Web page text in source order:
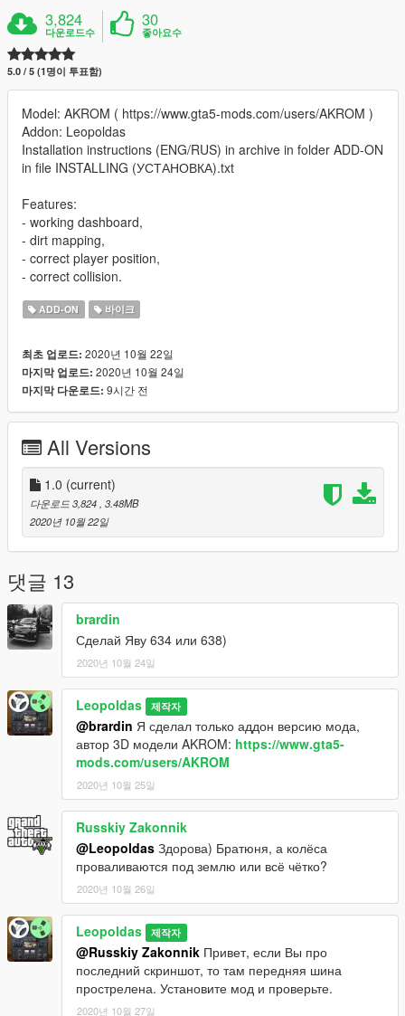
3,824
다운로드수
30
좋아요수
5.0 / 5 (1명이 투표함)
Model: AKROM ( https://www.gta5-mods.com/users/AKROM )
Addon: Leopoldas
Installation instructions (ENG/RUS) in archive in folder ADD-ON
in file INSTALLING (УСТАНОВКА).txt
Features:
- working dashboard,
- dirt mapping,
- correct player position,
- correct collision.
ADD-ON 바이크
최초 업로드: 2020년 10월 22일
마지막 업로드: 2020년 10월 24일
마지막 다운로드: 9시간 전
All Versions
1.0 (current)
다운로드 3,824 , 3.48MB
2020년 10월 22일
댓글 13
brardin
Сделай Яву 634 или 638)
2020년 10월 24일
Leopoldas 제작자
@brardin Я сделал только аддон версию мода,
автор 3D модели AKROM: https://www.gta5-
mods.com/users/AKROM
2020년 10월 25일
Russkiy Zakonnik
@Leopoldas Здорова) Братюня, а колёса
проваливаются под землю или всё чётко?
2020년 10월 26일
Leopoldas 제작자
@Russkiy Zakonnik Привет, если Вы про
последний скриншот, то там передняя шина
прострелена. Установите мод и проверьте.
2020년 10월 27일